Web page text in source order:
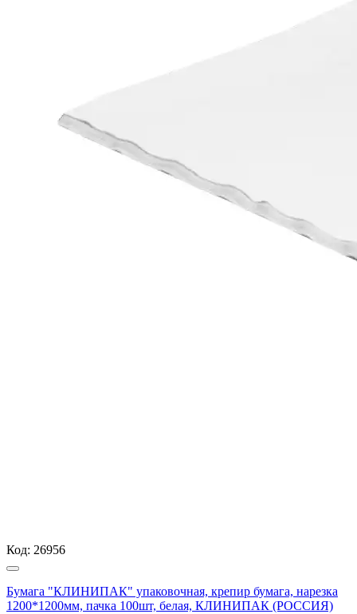
Код: 26956
Бумага "КЛИНИПАК" упаковочная, крепир бумага, нарезка
1200*1200мм, пачка 100шт, белая, КЛИНИПАК (РОССИЯ)